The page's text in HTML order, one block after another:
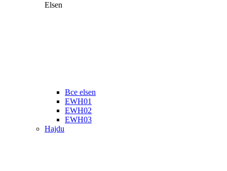
Elsen
Все elsen
EWH01
EWH02
EWH03
Hajdu